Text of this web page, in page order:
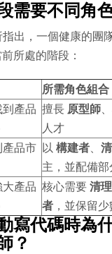
需要不同角
出，一個健康的團
所處的階段：
所需角色組合
到產品 擅長 原型師
人才
產品市
以 構建者
主，並配備部
大產品 核心需要 清
者 ，並保留少
寫代碼時為
？